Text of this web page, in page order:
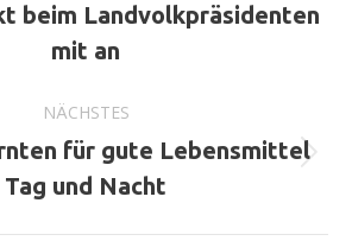
Vorheriger
Beitrag:
beim Landvolkpräsidenten
mit an
NÄCHSTES
Nächster
Beitrag:
für gute Lebensmittel
Tag und Nacht